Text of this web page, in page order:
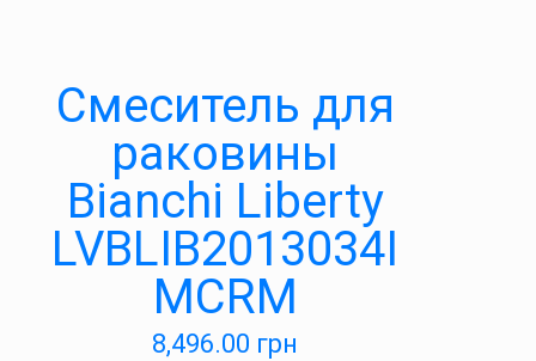
Смеситель для
раковины
Bianchi Liberty
LVBLIB2013034I
MCRM
8,496.00 грн